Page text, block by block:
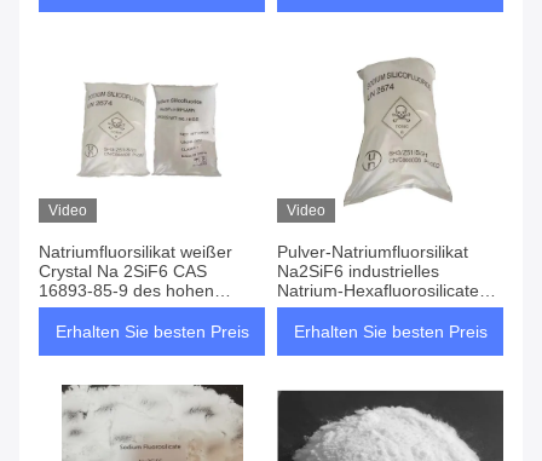
Video
Natriumfluorsilikat weißer
Crystal Na 2SiF6 CAS
16893-85-9 des hohen
Reinheitsgrad-99%
Erhalten Sie besten Preis
Video
Pulver-Natriumfluorsilikat
Na2SiF6 industrielles
Natrium-Hexafluorosilicate
weißes
Erhalten Sie besten Preis